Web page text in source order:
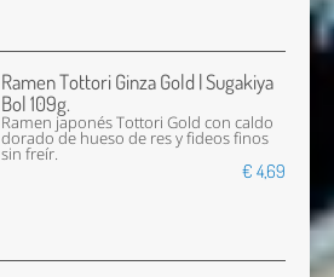
Ramen Tottori Ginza Gold | Sugakiya
Bol 109g.
Ramen japonés Tottori Gold con caldo
dorado de hueso de res y fideos finos
sin freír.
€ 4,69